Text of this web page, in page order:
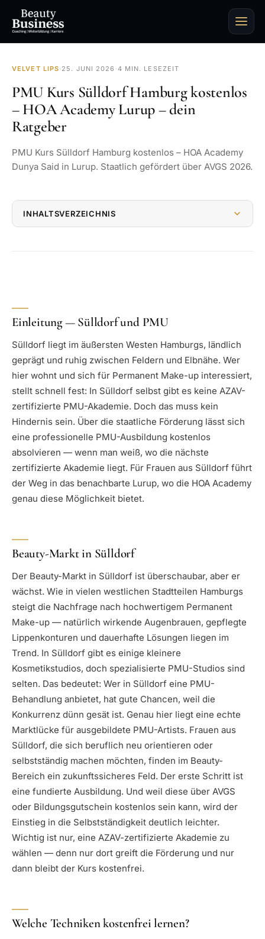
VELVET LIPS· 25. JUNI 2026 ·4 MIN. LESEZEIT
PMU Kurs Sülldorf Hamburg kostenlos
– HOA Academy Lurup – dein
Ratgeber
PMU Kurs Sülldorf Hamburg kostenlos – HOA Academy
Dunya Said in Lurup. Staatlich gefördert über AVGS 2026.
INHALTSVERZEICHNIS
Einleitung — Sülldorf und PMU
Sülldorf liegt im äußersten Westen Hamburgs, ländlich
geprägt und ruhig zwischen Feldern und Elbnähe. Wer
hier wohnt und sich für Permanent Make-up interessiert,
stellt schnell fest: In Sülldorf selbst gibt es keine AZAV-
zertifizierte PMU-Akademie. Doch das muss kein
Hindernis sein. Über die staatliche Förderung lässt sich
eine professionelle PMU-Ausbildung kostenlos
absolvieren — wenn man weiß, wo die nächste
zertifizierte Akademie liegt. Für Frauen aus Sülldorf führt
der Weg in das benachbarte Lurup, wo die HOA Academy
genau diese Möglichkeit bietet.
Beauty-Markt in Sülldorf
Der Beauty-Markt in Sülldorf ist überschaubar, aber er
wächst. Wie in vielen westlichen Stadtteilen Hamburgs
steigt die Nachfrage nach hochwertigem Permanent
Make-up — natürlich wirkende Augenbrauen, gepflegte
Lippenkonturen und dauerhafte Lösungen liegen im
Trend. In Sülldorf gibt es einige kleinere
Kosmetikstudios, doch spezialisierte PMU-Studios sind
selten. Das bedeutet: Wer in Sülldorf eine PMU-
Behandlung anbietet, hat gute Chancen, weil die
Konkurrenz dünn gesät ist. Genau hier liegt eine echte
Marktlücke für ausgebildete PMU-Artists. Frauen aus
Sülldorf, die sich beruflich neu orientieren oder
selbstständig machen möchten, finden im Beauty-
Bereich ein zukunftssicheres Feld. Der erste Schritt ist
eine fundierte Ausbildung. Und weil diese über AVGS
oder Bildungsgutschein kostenlos sein kann, wird der
Einstieg in die Selbstständigkeit deutlich leichter.
Wichtig ist nur, eine AZAV-zertifizierte Akademie zu
wählen — denn nur dort greift die Förderung und nur
dann bleibt der Kurs kostenfrei.
Welche Techniken kostenfrei lernen?